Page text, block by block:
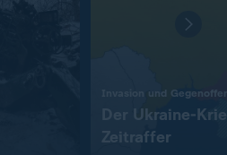
Invasion und
Der Ukraine-
Zeitraffer